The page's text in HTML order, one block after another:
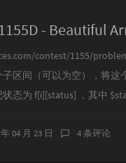
- Beautiful
contest/1155/
区间（可以为空），将这
态为 f[i][status] ，其中
04 月 23 日 4 条评论